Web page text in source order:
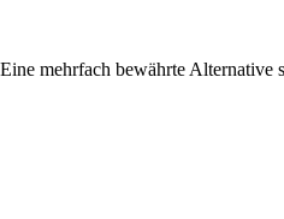
mehrfach bewährte Alternative